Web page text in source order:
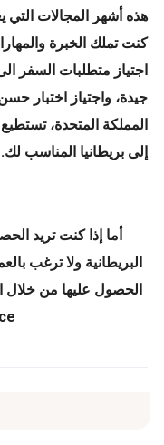
هذه أشهر المجالات التي
كنت تملك الخبرة
اجتياز متطلبات السفر
جيدة، واجتياز اختبار
المملكة المتحدة،
إلى بريطانيا المناسب لك.
أما إذا كنت تريد
البريطانية ولا ترغب